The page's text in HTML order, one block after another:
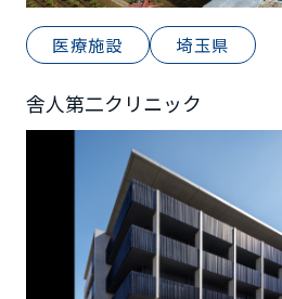
医療施設 埼玉県
舎人第二クリニック